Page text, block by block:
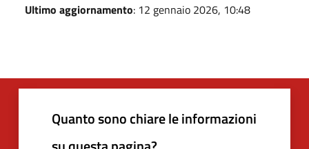
Ultimo aggiornamento: 12 gennaio 2026, 10:48
Quanto sono chiare le informazioni